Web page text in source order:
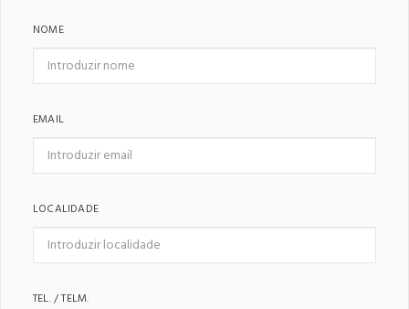
NOME
EMAIL
LOCALIDADE
TEL. / TELM.